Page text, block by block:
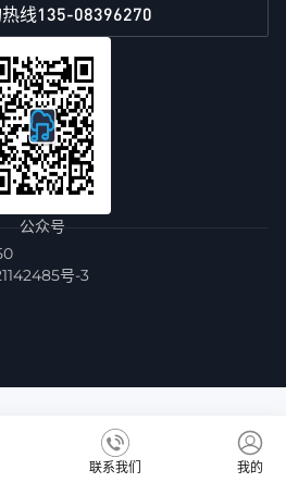
线135-08396270
公众号
号-3
联系我们 我的